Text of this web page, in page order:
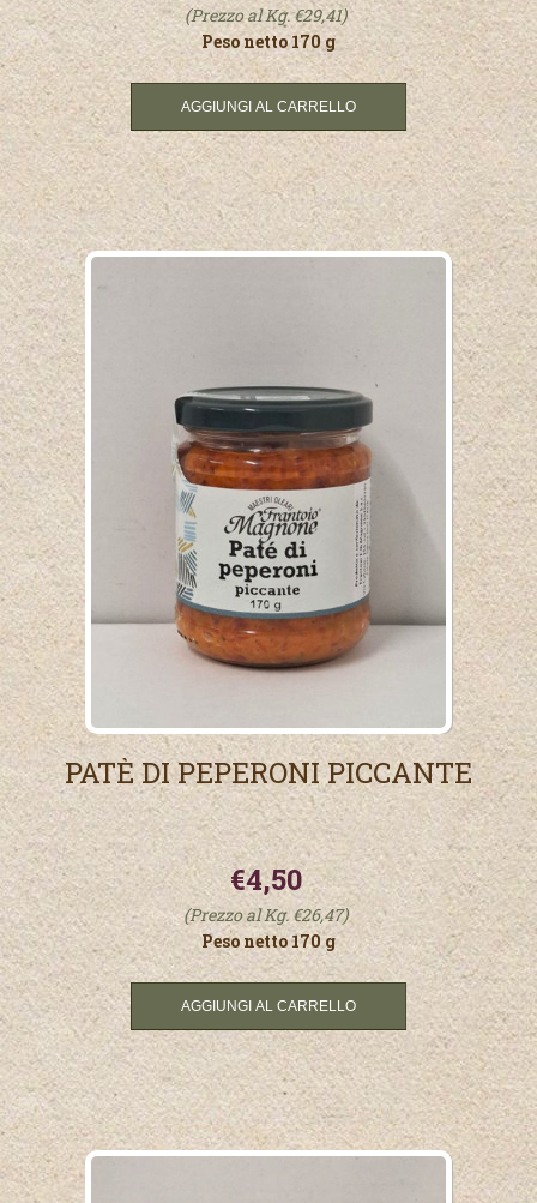
(Prezzo al Kg. €29,41)
Peso netto 170 g
PATÈ DI PEPERONI PICCANTE
€4,50
(Prezzo al Kg. €26,47)
Peso netto 170 g